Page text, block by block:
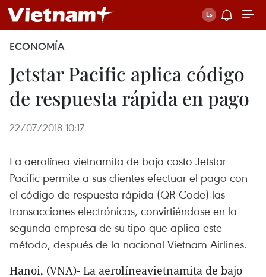
ECONOMÍA
Jetstar Pacific aplica código
de respuesta rápida en pago
22/07/2018 10:17
La aerolínea vietnamita de bajo costo Jetstar
Pacific permite a sus clientes efectuar el pago con
el código de respuesta rápida (QR Code) las
transacciones electrónicas, convirtiéndose en la
segunda empresa de su tipo que aplica este
método, después de la nacional Vietnam Airlines.
Hanoi, (VNA)- La aerolíneavietnamita de bajo